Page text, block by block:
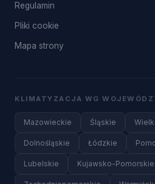
Regulamin
Pliki cookie
Mapa strony
KLIMATYZACJA WG
Mazowieckie Śląskie
Dolnośląskie Łódzkie
Lubelskie Kujawsko-Pomorskie